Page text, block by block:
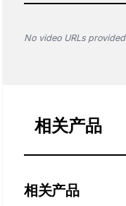
No video URLs provided
相关产品
相关产品